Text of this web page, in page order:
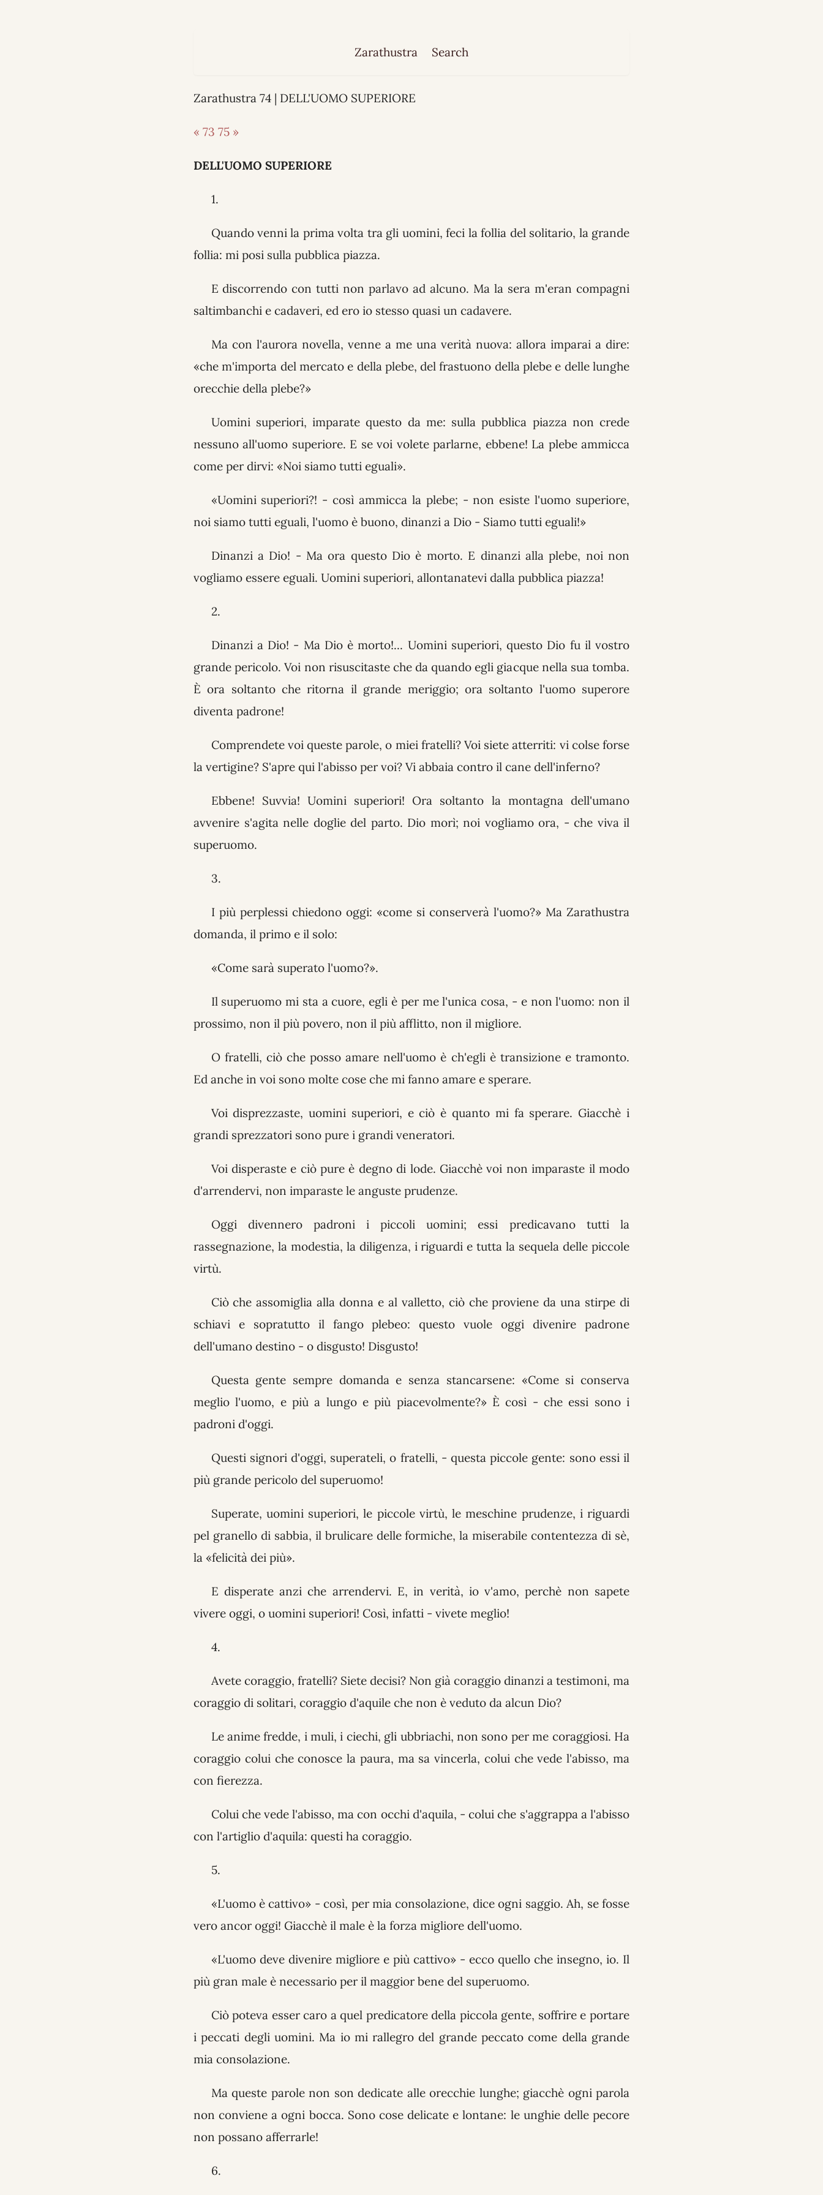
Zarathustra Search
Zarathustra 74 | DELL'UOMO SUPERIORE
« 73 75 »
DELL'UOMO SUPERIORE
1.
Quando venni la prima volta tra gli uomini, feci la follia del solitario, la grande
follia: mi posi sulla pubblica piazza.
E discorrendo con tutti non parlavo ad alcuno. Ma la sera m'eran compagni
saltimbanchi e cadaveri, ed ero io stesso quasi un cadavere.
Ma con l'aurora novella, venne a me una verità nuova: allora imparai a dire:
«che m'importa del mercato e della plebe, del frastuono della plebe e delle lunghe
orecchie della plebe?»
Uomini superiori, imparate questo da me: sulla pubblica piazza non crede
nessuno all'uomo superiore. E se voi volete parlarne, ebbene! La plebe ammicca
come per dirvi: «Noi siamo tutti eguali».
«Uomini superiori?! - così ammicca la plebe; - non esiste l'uomo superiore,
noi siamo tutti eguali, l'uomo è buono, dinanzi a Dio - Siamo tutti eguali!»
Dinanzi a Dio! - Ma ora questo Dio è morto. E dinanzi alla plebe, noi non
vogliamo essere eguali. Uomini superiori, allontanatevi dalla pubblica piazza!
2.
Dinanzi a Dio! - Ma Dio è morto!... Uomini superiori, questo Dio fu il vostro
grande pericolo. Voi non risuscitaste che da quando egli giacque nella sua tomba.
È ora soltanto che ritorna il grande meriggio; ora soltanto l'uomo superore
diventa padrone!
Comprendete voi queste parole, o miei fratelli? Voi siete atterriti: vi colse forse
la vertigine? S'apre qui l'abisso per voi? Vi abbaia contro il cane dell'inferno?
Ebbene! Suvvia! Uomini superiori! Ora soltanto la montagna dell'umano
avvenire s'agita nelle doglie del parto. Dio morì; noi vogliamo ora, - che viva il
superuomo.
3.
I più perplessi chiedono oggi: «come si conserverà l'uomo?» Ma Zarathustra
domanda, il primo e il solo:
«Come sarà superato l'uomo?».
Il superuomo mi sta a cuore, egli è per me l'unica cosa, - e non l'uomo: non il
prossimo, non il più povero, non il più afflitto, non il migliore.
O fratelli, ciò che posso amare nell'uomo è ch'egli è transizione e tramonto.
Ed anche in voi sono molte cose che mi fanno amare e sperare.
Voi disprezzaste, uomini superiori, e ciò è quanto mi fa sperare. Giacchè i
grandi sprezzatori sono pure i grandi veneratori.
Voi disperaste e ciò pure è degno di lode. Giacchè voi non imparaste il modo
d'arrendervi, non imparaste le anguste prudenze.
Oggi divennero padroni i piccoli uomini; essi predicavano tutti la
rassegnazione, la modestia, la diligenza, i riguardi e tutta la sequela delle piccole
virtù.
Ciò che assomiglia alla donna e al valletto, ciò che proviene da una stirpe di
schiavi e sopratutto il fango plebeo: questo vuole oggi divenire padrone
dell'umano destino - o disgusto! Disgusto!
Questa gente sempre domanda e senza stancarsene: «Come si conserva
meglio l'uomo, e più a lungo e più piacevolmente?» È così - che essi sono i
padroni d'oggi.
Questi signori d'oggi, superateli, o fratelli, - questa piccole gente: sono essi il
più grande pericolo del superuomo!
Superate, uomini superiori, le piccole virtù, le meschine prudenze, i riguardi
pel granello di sabbia, il brulicare delle formiche, la miserabile contentezza di sè,
la «felicità dei più».
E disperate anzi che arrendervi. E, in verità, io v'amo, perchè non sapete
vivere oggi, o uomini superiori! Così, infatti - vivete meglio!
4.
Avete coraggio, fratelli? Siete decisi? Non già coraggio dinanzi a testimoni, ma
coraggio di solitari, coraggio d'aquile che non è veduto da alcun Dio?
Le anime fredde, i muli, i ciechi, gli ubbriachi, non sono per me coraggiosi. Ha
coraggio colui che conosce la paura, ma sa vincerla, colui che vede l'abisso, ma
con fierezza.
Colui che vede l'abisso, ma con occhi d'aquila, - colui che s'aggrappa a l'abisso
con l'artiglio d'aquila: questi ha coraggio.
5.
«L'uomo è cattivo» - così, per mia consolazione, dice ogni saggio. Ah, se fosse
vero ancor oggi! Giacchè il male è la forza migliore dell'uomo.
«L'uomo deve divenire migliore e più cattivo» - ecco quello che insegno, io. Il
più gran male è necessario per il maggior bene del superuomo.
Ciò poteva esser caro a quel predicatore della piccola gente, soffrire e portare
i peccati degli uomini. Ma io mi rallegro del grande peccato come della grande
mia consolazione.
Ma queste parole non son dedicate alle orecchie lunghe; giacchè ogni parola
non conviene a ogni bocca. Sono cose delicate e lontane: le unghie delle pecore
non possano afferrarle!
6.